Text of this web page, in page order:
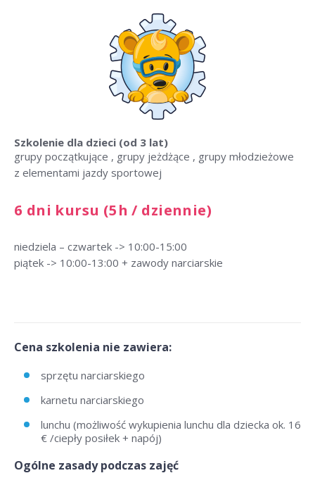
Szkolenie dla dzieci (od 3 lat)
grupy początkujące , grupy jeżdżące , grupy młodzieżowe
z elementami jazdy sportowej
6 dni kursu (5h / dziennie)
niedziela – czwartek -> 10:00-15:00
piątek -> 10:00-13:00 + zawody narciarskie
Cena szkolenia nie zawiera:
sprzętu narciarskiego
karnetu narciarskiego
lunchu (możliwość wykupienia lunchu dla dziecka ok. 16
€ /ciepły posiłek + napój)
Ogólne zasady podczas zajęć